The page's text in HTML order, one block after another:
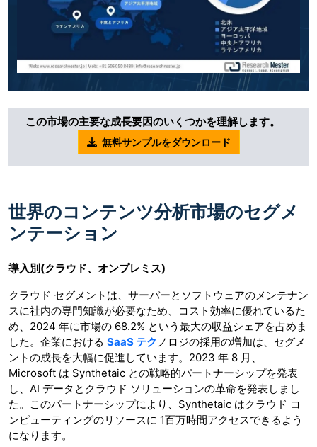
この市場の主要な成長要因のいくつかを理解します。
無料サンプルをダウンロード
世界のコンテンツ分析市場のセグメ
ンテーション
導入別(クラウド、オンプレミス)
クラウド セグメントは、サーバーとソフトウェアのメンテナン
スに社内の専門知識が必要なため、コスト効率に優れているた
め、2024 年に市場の 68.2% という最大の収益シェアを占めま
した。企業における SaaS テク ノロジの採用の増加は、セグメ
ントの成長を大幅に促進しています。2023 年 8 月、
Microsoft は Synthetaic との戦略的パートナーシップを発表
し、AI データとクラウド ソリューションの革命を発表しまし
た。このパートナーシップにより、Synthetaic はクラウド コ
ンピューティングのリソースに 1百万時間アクセスできるよう
になります。